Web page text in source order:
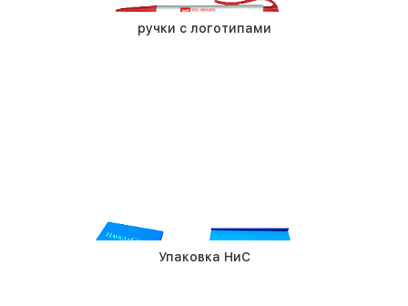
ручки с логотипами
Упаковка НиС